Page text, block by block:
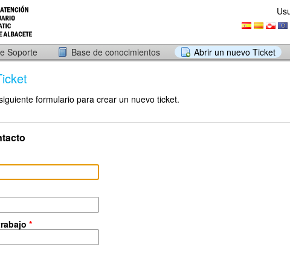
Soporte Base de conocimientos Abrir un nuevo Ticket
formulario para crear un nuevo ticket.
*